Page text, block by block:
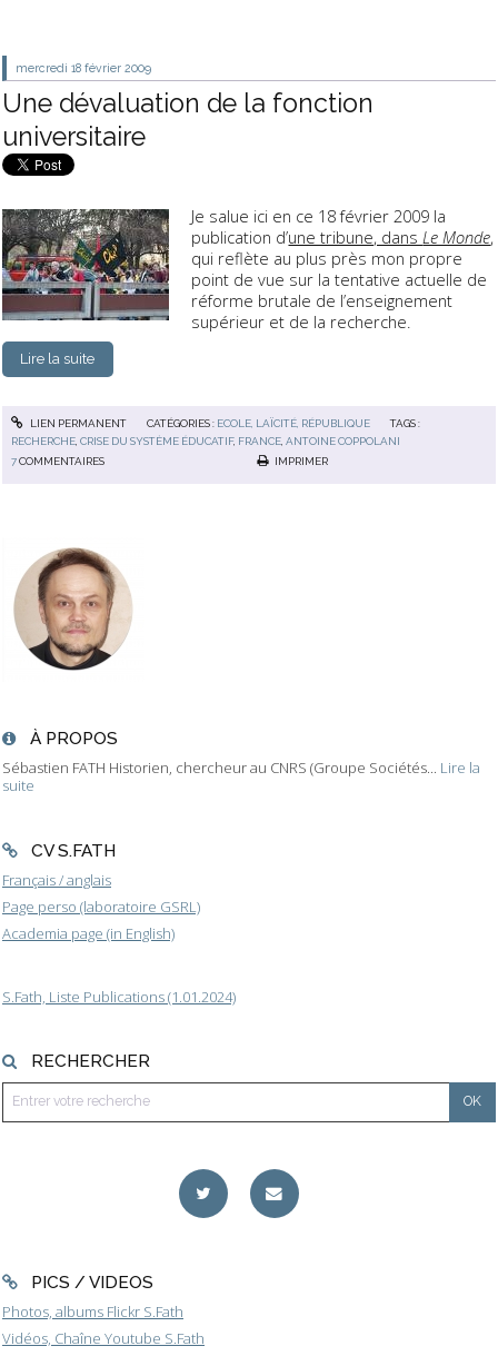
À PROPOS
Sébastien FATH Historien, chercheur au CNRS (Groupe Sociétés... Lire la
suite
CV S.FATH
Français / anglais
Page perso (laboratoire GSRL)
Academia page (in English)
S.Fath, Liste Publications (1.01.2024)
RECHERCHER
PICS / VIDEOS
Photos, albums Flickr S.Fath
Vidéos, Chaîne Youtube S.Fath
mercredi 18 février 2009
Une dévaluation de la fonction
universitaire
Je salue ici en ce 18 février 2009 la
publication d’une tribune, dans Le Monde,
qui reflète au plus près mon propre
point de vue sur la tentative actuelle de
réforme brutale de l’enseignement
supérieur et de la recherche.
Lire la suite
LIEN PERMANENT CATÉGORIES : ECOLE, LAÏCITÉ, RÉPUBLIQUE
TAGS :
RECHERCHE ,CRISE DU SYSTÈME ÉDUCATIF, FRANCE ,ANTOINE COPPOLANI
7COMMENTAIRES IMPRIMER